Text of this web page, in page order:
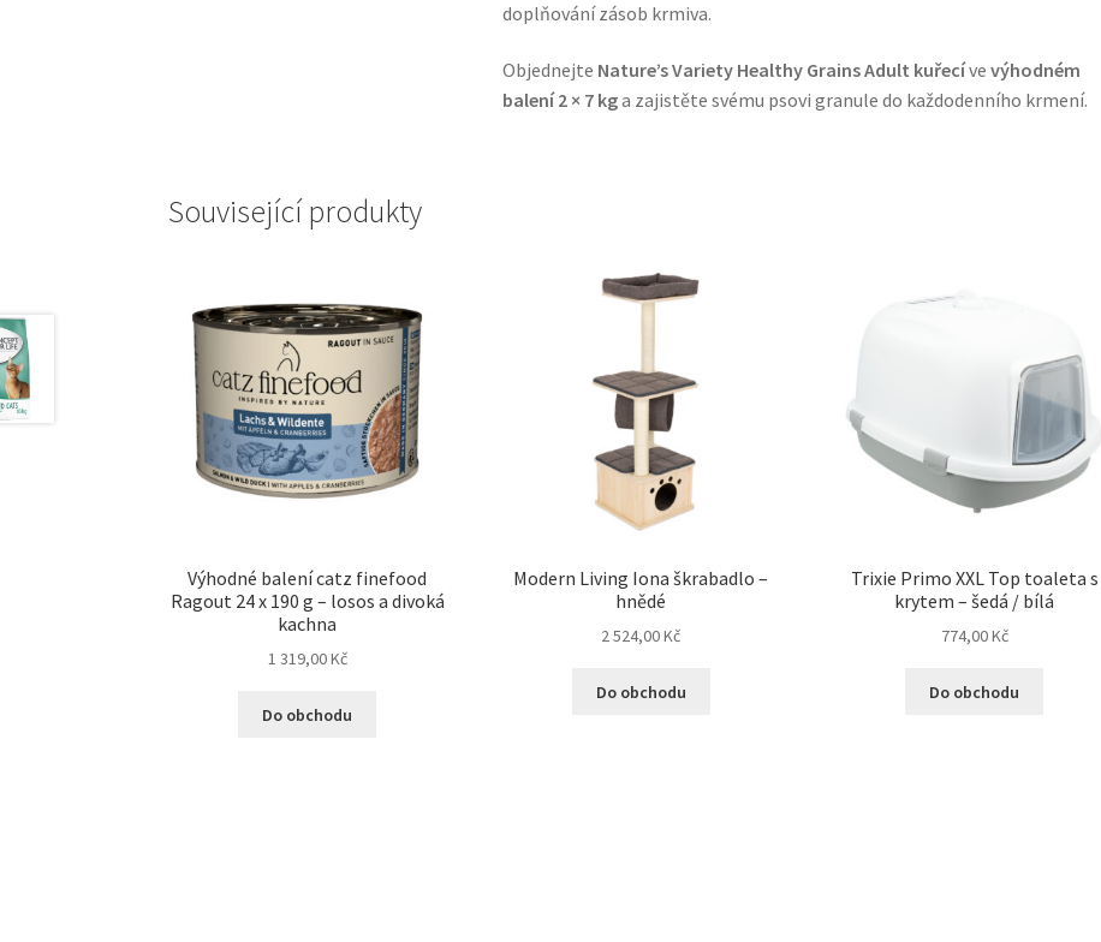
doplňování zásob krmiva.
Objednejte Nature’s Variety Healthy Grains Adult kuřecíve výhodném
balení 2 × 7 kga zajistěte svému psovi granule do každodenního krmení.
Související produkty
Výhodné balení catz finefood
Ragout 24 x 190 g – losos a divoká
kachna
1 319,00Kč
Do obchodu
Modern Living Iona škrabadlo –
hnědé
2 524,00Kč
Do obchodu
Trixie Primo XXL Top toaleta s
krytem – šedá / bílá
774,00Kč
Do obchodu